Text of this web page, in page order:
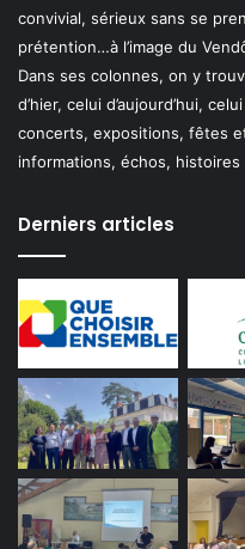
convivial, sérieux sans se
prétention…à l’image du
Dans ses colonnes, on y
d’hier, celui d’aujourd’hui,
concerts, expositions, fêtes
informations, échos,
Derniers articles